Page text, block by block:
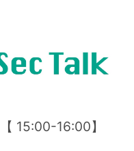
15:00-16:00】